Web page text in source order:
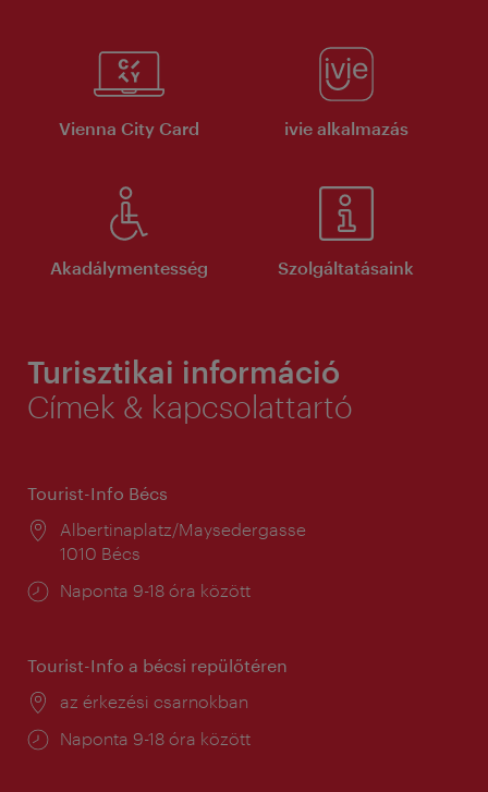
Vienna City Card ivie alkalmazás
Akadálymentesség Szolgáltatásaink
Turisztikai információ
Címek & kapcsolattartó
Tourist-Info Bécs
Helyszín:
Albertinaplatz/Maysedergasse
1010 Bécs
Nyitva
Naponta 9-18 óra között
Tourist-Info a bécsi repülőtéren
Helyszín:
az érkezési csarnokban
Nyitva
Naponta 9-18 óra között